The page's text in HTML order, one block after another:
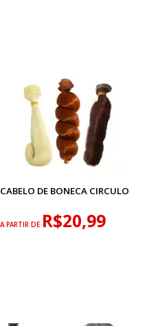
CABELO DE BONECA CIRCULO
A PARTIR DE R$20,99